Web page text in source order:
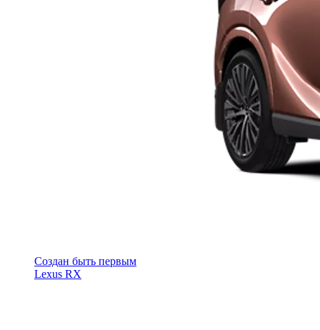
Cоздан быть первым
Lexus RX